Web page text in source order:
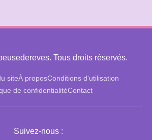
Tous droits réservés.
siteÀ proposConditions d'utilisation
de confidentialitéContact
Suivez-nous :